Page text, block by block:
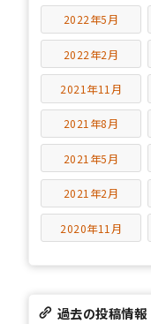
2022年5月
2022年2月
2021年11月
2021年8月
2021年5月
2021年2月
2020年11月
過去の投稿情報